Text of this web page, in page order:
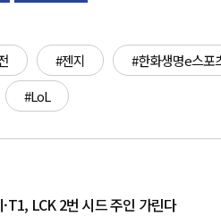
#젠지 #한화생명e스포
#LoL
LCK 2번 시드 주인 가린다